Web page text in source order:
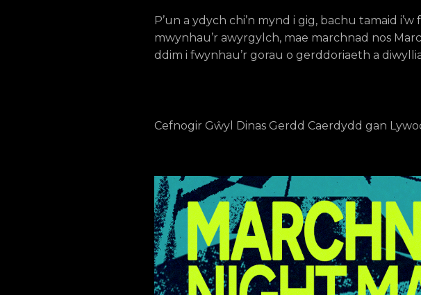
P’un a ydych chi’n mynd i gig, bachu tamaid
mwynhau’r awyrgylch, mae marchnad nos
ddim i fwynhau’r gorau o gerddoriaeth a
Cefnogir Gŵyl Dinas Gerdd Caerdydd gan